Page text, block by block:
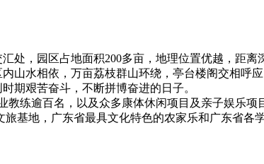
处，园区占地面积200多亩，地理位置优越，距
山水相依，万亩荔枝群山环绕，亭台楼阁交相呼
期艰苦奋斗，不断拼博奋进的日子。
练逾百名，以及众多康体休闲项目及亲子娱乐项
基地，广东省最具文化特色的农家乐和广东省